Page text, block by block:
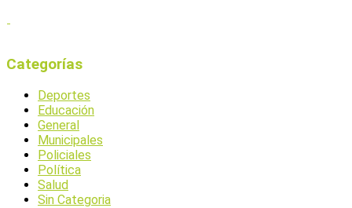
Categorías
Deportes
Educación
General
Municipales
Policiales
Política
Salud
Sin Categoria